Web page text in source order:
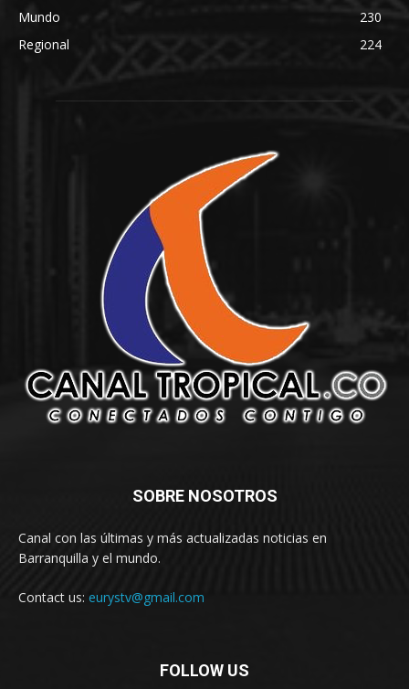
Mundo
230
Regional
224
SOBRE NOSOTROS
Canal con las últimas y más actualizadas noticias en
Barranquilla y el mundo.
Contact us: eurystv@gmail.com
FOLLOW US